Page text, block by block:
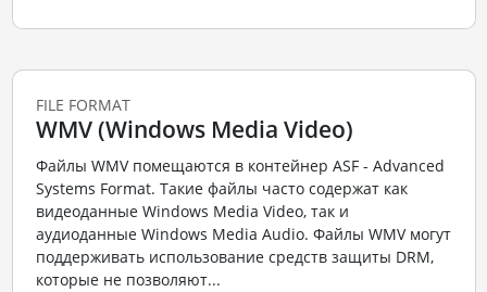
FILE FORMAT
WMV (Windows Media Video)
Файлы WMV помещаются в контейнер ASF - Advanced
Systems Format. Такие файлы часто содержат как
видеоданные Windows Media Video, так и
аудиоданные Windows Media Audio. Файлы WMV могут
поддерживать использование средств защиты DRM,
которые не позволяют...